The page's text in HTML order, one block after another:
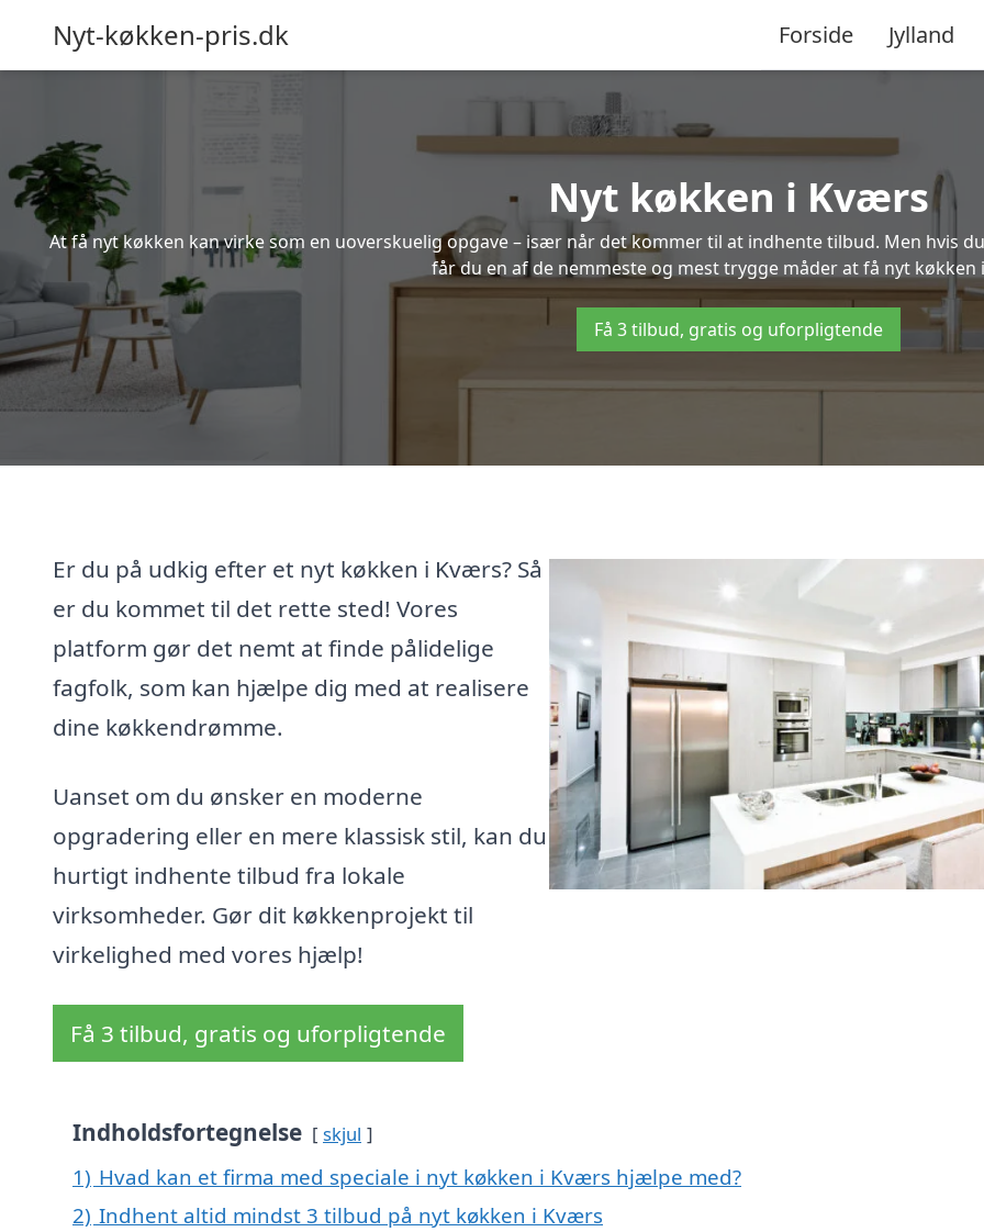
Nyt-køkken-pris.dk Forside Jylland
Nyt køkken i Kværs
At få nyt køkken kan virke som en uoverskuelig opgave – især når det kommer til at indhente tilbud. Men hvis
får du en af de nemmeste og mest trygge måder at få nyt køkken
Få 3 tilbud, gratis og uforpligtende
Er du på udkig efter et nyt køkken i Kværs? Så
er du kommet til det rette sted! Vores
platform gør det nemt at finde pålidelige
fagfolk, som kan hjælpe dig med at realisere
dine køkkendrømme.
Uanset om du ønsker en moderne
opgradering eller en mere klassisk stil, kan du
hurtigt indhente tilbud fra lokale
virksomheder. Gør dit køkkenprojekt til
virkelighed med vores hjælp!
Få 3 tilbud, gratis og uforpligtende
Indholdsfortegnelse skjul
1) Hvad kan et firma med speciale i nyt køkken i Kværs hjælpe med?
2) Indhent altid mindst 3 tilbud på nyt køkken i Kværs